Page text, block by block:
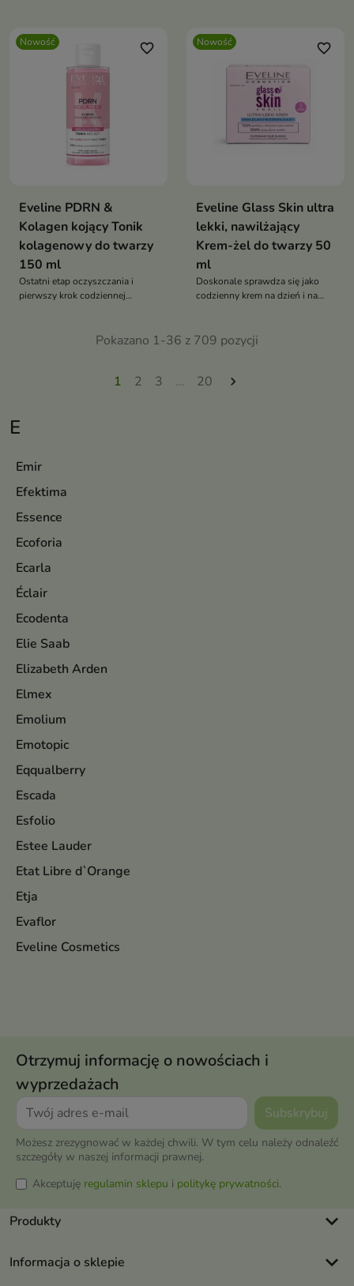
E
Emir
Efektima
Essence
Ecoforia
Ecarla
Éclair
Ecodenta
Elie Saab
Elizabeth Arden
Elmex
Emolium
Emotopic
Eqqualberry
Escada
Esfolio
Estee Lauder
Etat Libre d`Orange
Etja
Evaflor
Eveline Cosmetics
Nowość favorite_border
Eveline PDRN &
Kolagen kojący Tonik
kolagenowy do twarzy
150 ml
Ostatni etap oczyszczania i
pierwszy krok codziennej
Nowość favorite_border
Eveline Glass Skin ultra
lekki, nawilżający
Krem-żel do twarzy 50
ml
Doskonale sprawdza się jako
codzienny krem na dzień i na
Pokazano 1-36 z 709 pozycji
1 2 3 … 20 
Otrzymuj informację o nowościach i
wyprzedażach
Możesz zrezygnować w każdej chwili. W tym celu należy odnaleźć
szczegóły w naszej informacji prawnej.
Akceptuję regulamin sklepu i politykę prywatności.
Produkty keyboard_arrow_down
Informacja o sklepie keyboard_arrow_down